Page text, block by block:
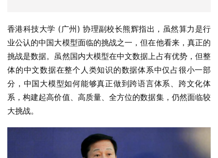
业公认的中国大模型面临的挑战之一，但在他看来，真正的
挑战是数据。虽然国内大模型在中文数据上占有优势，但整
体的中文数据在整个人类知识的数据体系中仅占很小一部
分，中国大模型如何能够真正做到跨语言体系、跨文化体
系，构建起高价值、高质量、全方位的数据集，仍然面临较
大挑战。